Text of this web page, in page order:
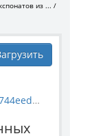
из ...
mineral_31731.jpg